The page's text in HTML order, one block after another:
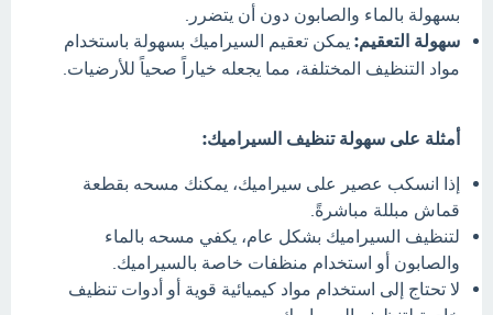
بسهولة بالماء والصابون دون أن يتضرر.
سهولة التعقيم: يمكن تعقيم السيراميك بسهولة باستخدام
مواد التنظيف المختلفة، مما يجعله خياراً صحياً للأرضيات.
أمثلة على سهولة تنظيف السيراميك:
إذا انسكب عصير على سيراميك، يمكنك مسحه بقطعة
قماش مبللة مباشرةً.
لتنظيف السيراميك بشكل عام، يكفي مسحه بالماء
والصابون أو استخدام منظفات خاصة بالسيراميك.
لا تحتاج إلى استخدام مواد كيميائية قوية أو أدوات تنظيف